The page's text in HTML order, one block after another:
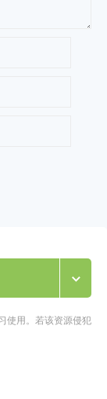
使用。若该资源侵犯